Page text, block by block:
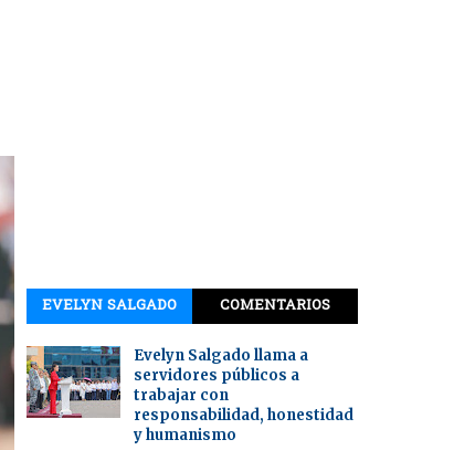
EVELYN SALGADO COMENTARIOS
Evelyn Salgado llama a
servidores públicos a
trabajar con
responsabilidad, honestidad
y humanismo